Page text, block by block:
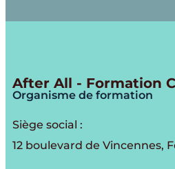
After All - Formation
Organisme de formation
Siège social :
12 boulevard de Vincennes,